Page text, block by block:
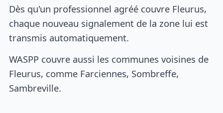
Dès qu'un professionnel agréé couvre Fleurus,
chaque nouveau signalement de la zone lui est
transmis automatiquement.
WASPP couvre aussi les communes voisines de
Fleurus, comme Farciennes, Sombreffe,
Sambreville.